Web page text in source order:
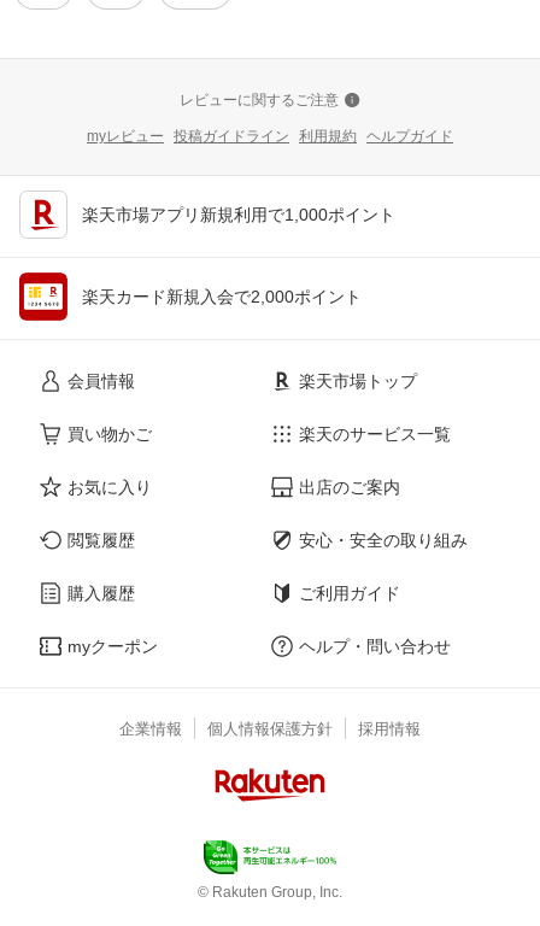
レビューに関するご注意
myレビュー 投稿ガイドライン 利用規約 ヘルプガイド
楽天市場アプリ新規利用で1,000ポイント
楽天カード新規入会で2,000ポイント
会員情報
買い物かご
お気に入り
閲覧履歴
購入履歴
myクーポン
楽天市場トップ
楽天のサービス一覧
出店のご案内
安心・安全の取り組み
ご利用ガイド
ヘルプ・問い合わせ
企業情報 個人情報保護方針 採用情報
© Rakuten Group, Inc.